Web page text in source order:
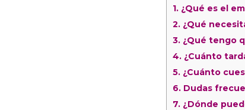
1. ¿Qué es el
2. ¿Qué
3. ¿Qué tengo
4. ¿Cuánto
5. ¿Cuánto
6. Dudas
7. ¿Dónde